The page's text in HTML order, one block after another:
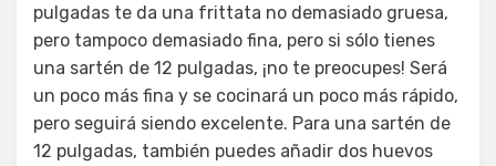
pulgadas te da una frittata no demasiado gruesa,
pero tampoco demasiado fina, pero si sólo tienes
una sartén de 12 pulgadas, ¡no te preocupes! Será
un poco más fina y se cocinará un poco más rápido,
pero seguirá siendo excelente. Para una sartén de
12 pulgadas, también puedes añadir dos huevos